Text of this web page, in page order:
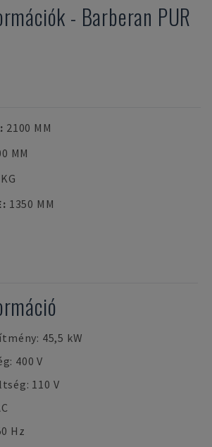
- Barberan PUR
: 2100 MM
MM
: 1350 MM
45,5 kW
400 V
110 V
Hz